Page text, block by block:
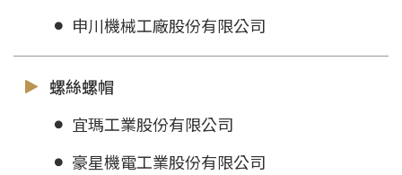
申川機械工廠股份有限公司
螺絲螺帽
宜瑪工業股份有限公司
豪星機電工業股份有限公司